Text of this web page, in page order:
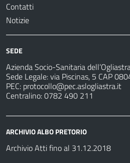
Contatti
Notizie
SEDE
Azienda Socio-Sanitaria
Sede Legale: via Piscinas, 5 CAP
PEC: protocollo@pec.aslogliastra.it
Centralino: 0782 490 211
ARCHIVIO ALBO PRETORIO
Archivio Atti fino al 31.12.2018